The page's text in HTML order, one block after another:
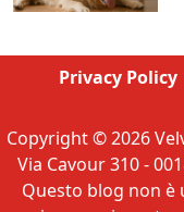
Privacy Policy
Copyright © 2026
Via Cavour 310 -
Questo blog non è